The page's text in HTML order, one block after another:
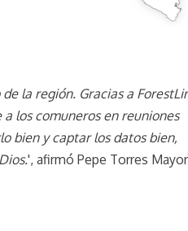
la región. Gracias a
los comuneros en reuniones
bien y captar los datos bien,
', afirmó Pepe Torres